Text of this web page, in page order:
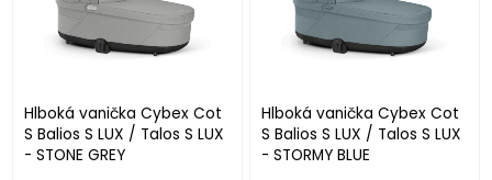
Hlboká vanička Cybex Cot
S Balios S LUX / Talos S LUX
- STONE GREY
Hlboká vanička Cybex Cot
S Balios S LUX / Talos S LUX
- STORMY BLUE